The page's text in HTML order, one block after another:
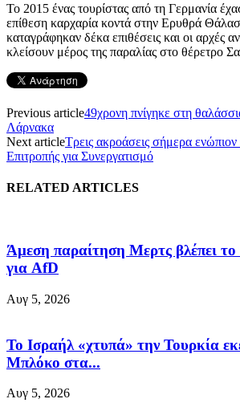
Το 2015 ένας τουρίστας από τη Γερμανία
επίθεση καρχαρία κοντά στην Ερυθρά
καταγράφηκαν δέκα επιθέσεις και οι αρχές
κλείσουν μέρος της παραλίας στο θέρετρο
Previous article49χρονη πνίγηκε στη
Λάρνακα
Next articleΤρεις ακροάσεις σήμερα ενώπιον
Επιτροπής για Συνεργατισμό
RELATED ARTICLES
Άμεση παραίτηση Mερτς βλέπει
για AfD
Αυγ 5, 2026
Το Ισραήλ «χτυπά» την Τουρκία
Μπλόκο στα...
Αυγ 5, 2026